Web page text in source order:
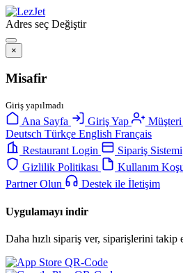
Adres seç Değiştir
×
Misafir
Giriş yapılmadı
Ana Sayfa Giriş Yap
Deutsch Türkçe English Français
Restaurant Login
Sipariş Sistemi
Gizlilik Politikası
Kullanım
Partner Olun
Destek ile İletişim
Uygulamayı indir
Daha hızlı sipariş ver, siparişlerini